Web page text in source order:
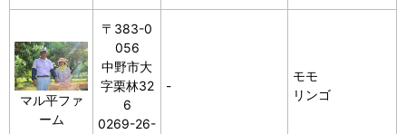
マル平ファ
ーム
〒383-0
056
中野市大
字栗林32
6
0269-26-
-
モモ
リンゴ